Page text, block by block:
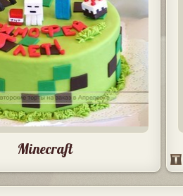
Minecraft